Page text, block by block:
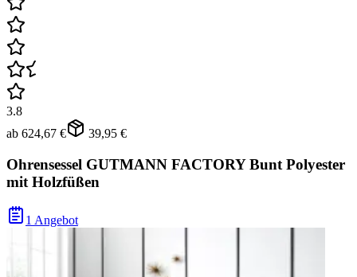
3.8
ab 624,67 € 39,95 €
Ohrensessel GUTMANN FACTORY Bunt Polyester
mit Holzfüßen
1 Angebot